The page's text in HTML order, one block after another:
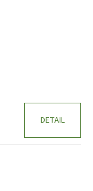
DETAIL